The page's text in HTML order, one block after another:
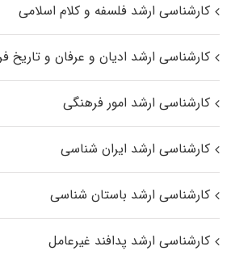
کارشناسی ارشد فلسفه و کلام اسلامی
کارشناسی ارشد ادیان و عرفان و
کارشناسی ارشد امور فرهنگی
کارشناسی ارشد ایران شناسی
کارشناسی ارشد باستان شناسی
کارشناسی ارشد پدافند غیرعامل